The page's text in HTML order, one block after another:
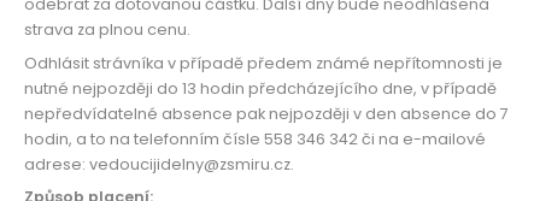
odebrat za dotovanou částku. Další dny bude neodhlášená
strava za plnou cenu.
Odhlásit strávníka v případě předem známé nepřítomnosti je
nutné nejpozději do 13 hodin předcházejícího dne, v případě
nepředvídatelné absence pak nejpozději v den absence do 7
hodin, a to na telefonním čísle 558 346 342 či na e-mailové
adrese: vedoucijidelny@zsmiru.cz.
Způsob placení: